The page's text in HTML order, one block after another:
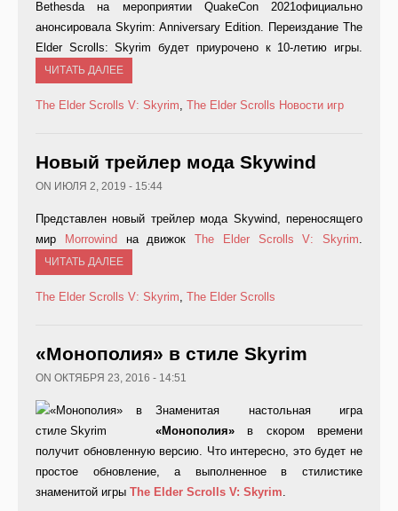
Bethesda на мероприятии QuakeCon 2021официально
анонсировала Skyrim: Anniversary Edition. Переиздание The
Elder Scrolls: Skyrim будет приурочено к 10-летию игры.
ЧИТАТЬ ДАЛЕЕ
The Elder Scrolls V: Skyrim, The Elder Scrolls Новости игр
Новый трейлер мода Skywind
ON ИЮЛЯ 2, 2019 - 15:44
Представлен новый трейлер мода Skywind, переносящего
мир
Morrowind на движок The Elder Scrolls V: Skyrim.
ЧИТАТЬ ДАЛЕЕ
The Elder Scrolls V: Skyrim, The Elder Scrolls
«Монополия» в стиле Skyrim
ON ОКТЯБРЯ 23, 2016 - 14:51
Знаменитая настольная игра
«Монополия» в скором времени
получит обновленную версию. Что интересно, это будет не
простое обновление, а выполненное в стилистике
знаменитой игры The Elder Scrolls V: Skyrim.